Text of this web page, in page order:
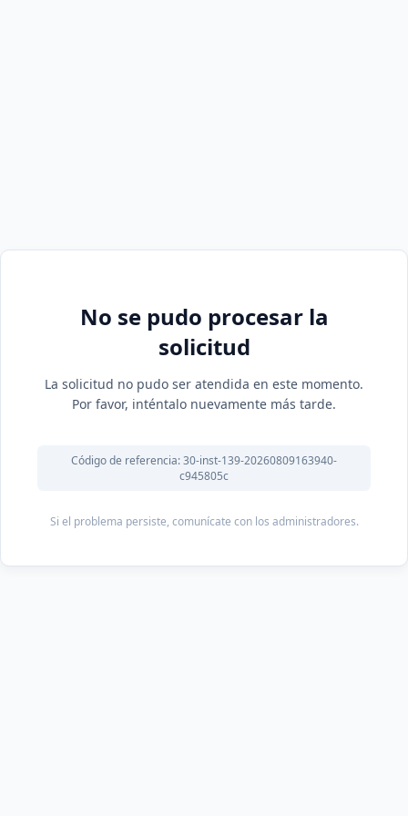
No se pudo procesar la
solicitud
La solicitud no pudo ser atendida en este momento.
Por favor, inténtalo nuevamente más tarde.
Código de referencia: 30-inst-139-20260809163940-
c945805c
Si el problema persiste, comunícate con los administradores.